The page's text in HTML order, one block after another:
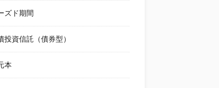
ズド期間
投資信託（債券型）
本